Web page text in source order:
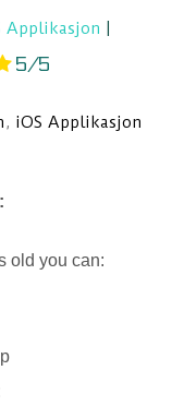
Applikasjon
5/5
, iOS Applikasjon
old you can: